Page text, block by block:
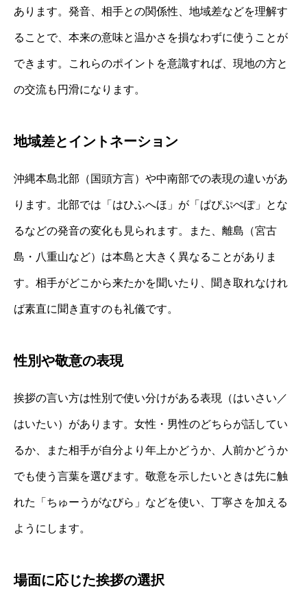
あります。発音、相手との関係性、地域差などを理解す
ることで、本来の意味と温かさを損なわずに使うことが
できます。これらのポイントを意識すれば、現地の方と
の交流も円滑になります。
地域差とイントネーション
沖縄本島北部（国頭方言）や中南部での表現の違いがあ
ります。北部では「はひふへほ」が「ぱぴぷぺぽ」とな
るなどの発音の変化も見られます。また、離島（宮古
島・八重山など）は本島と大きく異なることがありま
す。相手がどこから来たかを聞いたり、聞き取れなけれ
ば素直に聞き直すのも礼儀です。
性別や敬意の表現
挨拶の言い方は性別で使い分けがある表現（はいさい／
はいたい）があります。女性・男性のどちらが話してい
るか、また相手が自分より年上かどうか、人前かどうか
でも使う言葉を選びます。敬意を示したいときは先に触
れた「ちゅーうがなびら」などを使い、丁寧さを加える
ようにします。
場面に応じた挨拶の選択